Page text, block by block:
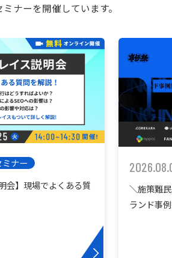
ナーを開催しています。
ミナー
会】現場でよくある質
＼施策難
ランド事